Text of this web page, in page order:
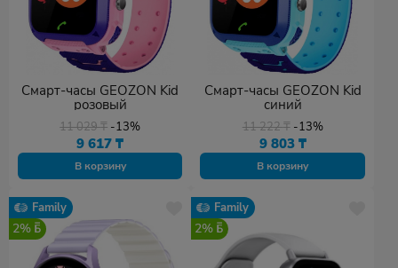
Смарт-часы GEOZON Kid
розовый
11 029₸ -13%
9 617₸
В корзину
Смарт-часы GEOZON Kid
синий
11 222₸ -13%
9 803 ₸
В корзину
Family
2%
Family
2%